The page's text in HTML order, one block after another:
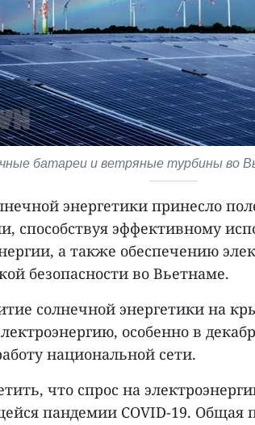
батареи и ветряные турбины во
энергетики принесло
способствуя эффективному
а также обеспечению
безопасности во Вьетнаме.
солнечной энергетики на
особенно в
национальной сети.
что спрос на
пандемии COVID-19. Общая